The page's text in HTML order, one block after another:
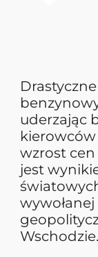
uderzając
kierowców
wzrost
jest
Wschodzie.